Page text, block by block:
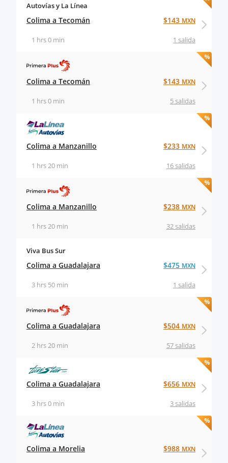
Autovías y La Línea
Colima a Tecomán
1 salida
1 hrs 0 min
$143 MXN
Colima a Tecomán
5 salidas
1 hrs 0 min
$143 MXN
Colima a Manzanillo
16 salidas
1 hrs 20 min
$233 MXN
Colima a Manzanillo
32 salidas
1 hrs 20 min
$238 MXN
Viva Bus Sur
Colima a Guadalajara
1 salida
3 hrs 50 min
$475 MXN
Colima a Guadalajara
57 salidas
2 hrs 20 min
$504 MXN
Colima a Guadalajara
3 salidas
3 hrs 0 min
$656 MXN
Colima a Morelia $988 MXN